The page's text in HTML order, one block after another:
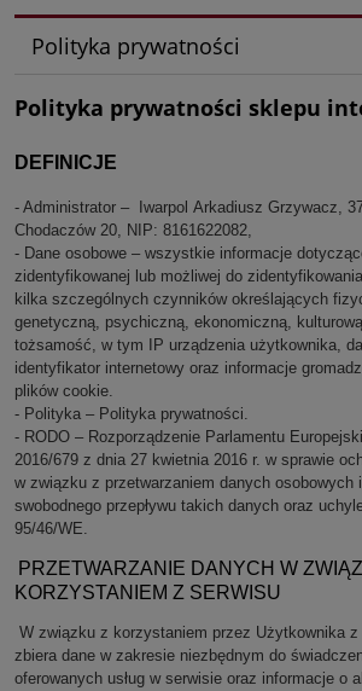
Polityka prywatności
Polityka prywatności sklepu
DEFINICJE
- Administrator – Iwarpol Arkadiusz Grzywacz,
Chodaczów 20, NIP: 8161622082,
- Dane osobowe – wszystkie informacje
zidentyfikowanej lub możliwej do
kilka szczególnych czynników określających
genetyczną, psychiczną, ekonomiczną,
tożsamość, w tym IP urządzenia użytkownika,
identyfikator internetowy oraz informacje
plików cookie.
- Polityka – Polityka prywatności.
- RODO – Rozporządzenie Parlamentu
2016/679 z dnia 27 kwietnia 2016 r. w sprawie
w związku z przetwarzaniem danych osobowych
swobodnego przepływu takich danych oraz
95/46/WE.
PRZETWARZANIE DANYCH W
KORZYSTANIEM Z SERWISU
W związku z korzystaniem przez Użytkownika
zbiera dane w zakresie niezbędnym do
oferowanych usług w serwisie oraz informacje o